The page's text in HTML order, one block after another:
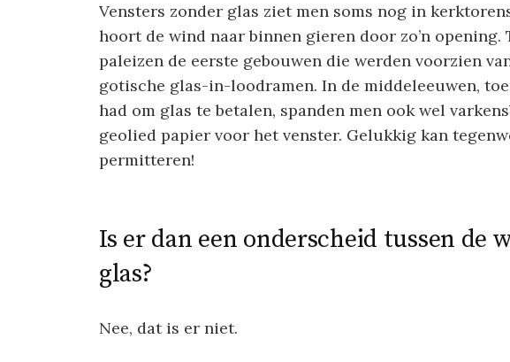
Vensters zonder glas ziet men soms nog in
hoort de wind naar binnen gieren door zo’n opening.
paleizen de eerste gebouwen die werden voorzien
gotische glas-in-loodramen. In de middeleeuwen,
had om glas te betalen, spanden men ook wel
geolied papier voor het venster. Gelukkig kan
permitteren!
Is er dan een onderscheid tussen de
glas?
Nee, dat is er niet.